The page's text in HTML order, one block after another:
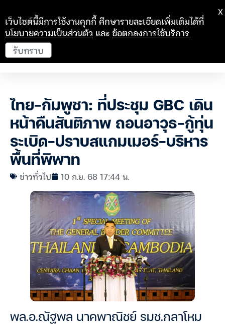
ไทย-กัมพูชา: ที่ประชุม GBC เดิน
หน้าคืนสันติภาพ ถอนอาวุธ-กู้ทุ่น
ระเบิด-ปราบสแกมเมอร์-บริหาร
พื้นที่พิพาท
ข่าวทั่วไป 10 ก.ย. 68 17:44 น.
พล.อ.ณัฐพล นาคพาณิชย์ รมช.กลาโหม
เว็บไซต์นี้มีการใช้งานคุกกี้ ศึกษารายละเอียดเพิ่มเติมได้ที่
นโยบายความเป็นส่วนตัว และข้อตกลงการใช้บริการ
รับทราบ
X